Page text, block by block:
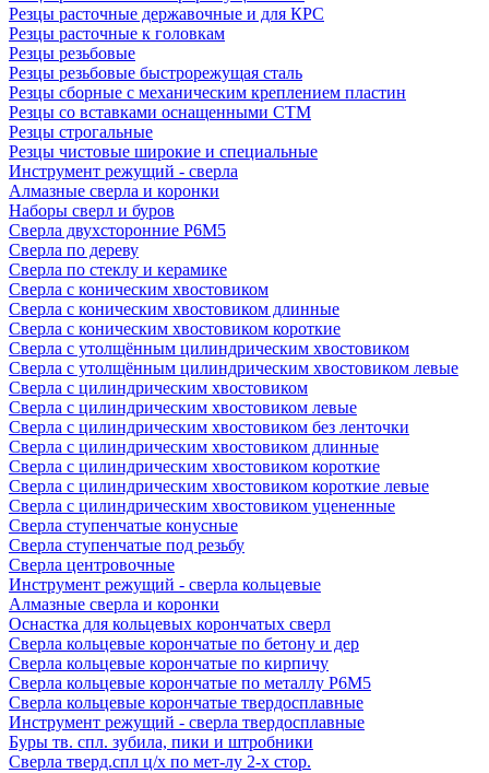
Резцы расточные державочные и для КРС
Резцы расточные к головкам
Резцы резьбовые
Резцы резьбовые быстрорежущая сталь
Резцы сборные с механическим креплением пластин
Резцы со вставками оснащенными СТМ
Резцы строгальные
Резцы чистовые широкие и специальные
Инструмент режущий - сверла
Алмазные сверла и коронки
Наборы сверл и буров
Сверла двухсторонние Р6М5
Сверла по дереву
Сверла по стеклу и керамике
Сверла с коническим хвостовиком
Сверла с коническим хвостовиком длинные
Сверла с коническим хвостовиком короткие
Сверла с утолщённым цилиндрическим хвостовиком
Сверла с утолщённым цилиндрическим хвостовиком левые
Сверла с цилиндрическим хвостовиком
Сверла с цилиндрическим хвостовиком левые
Сверла с цилиндрическим хвостовиком без ленточки
Сверла с цилиндрическим хвостовиком длинные
Сверла с цилиндрическим хвостовиком короткие
Сверла с цилиндрическим хвостовиком короткие левые
Сверла с цилиндрическим хвостовиком уцененные
Сверла ступенчатые конусные
Сверла ступенчатые под резьбу
Сверла центровочные
Инструмент режущий - сверла кольцевые
Алмазные сверла и коронки
Оснастка для кольцевых корончатых сверл
Сверла кольцевые корончатые по бетону и дер
Сверла кольцевые корончатые по кирпичу
Сверла кольцевые корончатые по металлу Р6М5
Сверла кольцевые корончатые твердосплавные
Инструмент режущий - сверла твердосплавные
Буры тв. спл. зубила, пики и штробники
Сверла тверд.спл ц/х по мет-лу 2-х стор.